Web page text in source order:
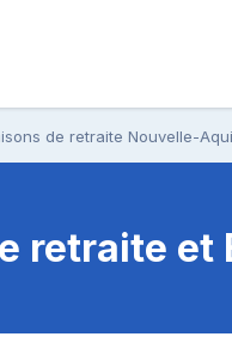
de retraite Nouvelle-
retraite et